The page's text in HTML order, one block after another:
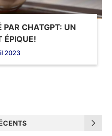
PAR CHATGPT: UN
ÉPIQUE!
2023